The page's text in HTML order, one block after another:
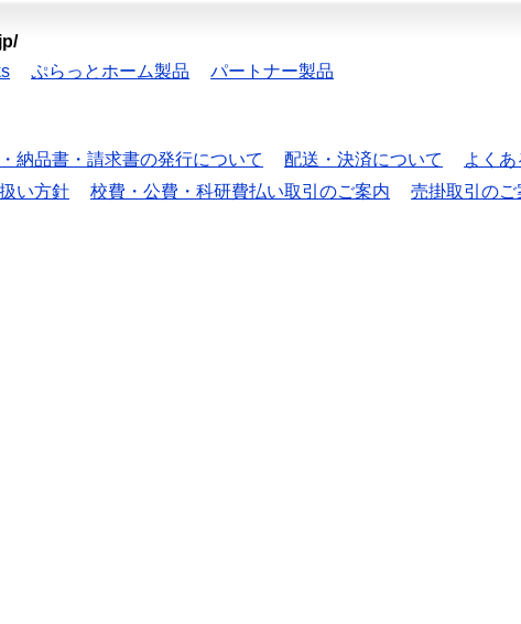
ぷらっとホーム製品 パートナー製品
納品書・請求書の発行について 配送・決済について
よくあ
い方針 校費・公費・科研費払い取引のご案内 売掛取引のご